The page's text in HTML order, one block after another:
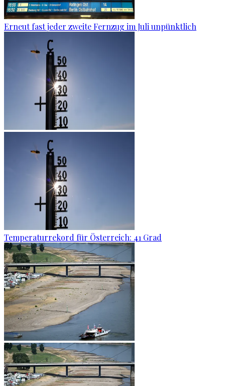
Erneut fast jeder zweite Fernzug im Juli unpünktlich
Temperaturrekord für Österreich: 41 Grad